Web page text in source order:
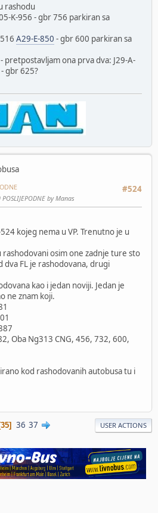
rashodu
K-956 - gbr 756 parkiran sa
A29-E-850 - gbr 600 parkiran sa
pretpostavljam ona prva dva: J29-A-
gbr 625?
#524
by Manas
kojeg nema u VP. Trenutno je u
rashodovani osim one zadnje ture sto
dva FL je rashodovana, drugi
kao i jedan noviji. Jedan je
ne znam koji.
Oba Ng313 CNG, 456, 732, 600,
kod rashodovanih autobusa tu i
35 36 37 USER ACTIONS